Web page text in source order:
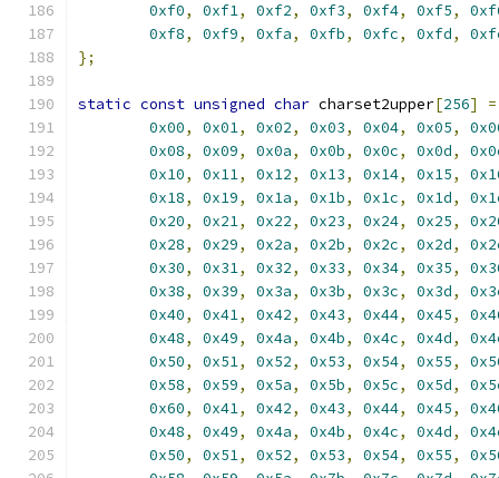
0xf0, 0xf1, 0xf2, 0xf3, 0xf4, 0xf5,
0xf8, 0xf9, 0xfa, 0xfb, 0xfc, 0xfd,
};
static const unsigned char charset2upper[256]
=
0x00, 0x01, 0x02, 0x03, 0x04, 0x05,
0x08, 0x09, 0x0a, 0x0b, 0x0c, 0x0d,
0x10, 0x11, 0x12, 0x13, 0x14, 0x15,
0x18, 0x19, 0x1a, 0x1b, 0x1c, 0x1d,
0x20, 0x21, 0x22, 0x23, 0x24, 0x25,
0x28, 0x29, 0x2a, 0x2b, 0x2c, 0x2d,
0x30, 0x31, 0x32, 0x33, 0x34, 0x35,
0x38, 0x39, 0x3a, 0x3b, 0x3c, 0x3d,
0x40, 0x41, 0x42, 0x43, 0x44, 0x45,
0x48, 0x49, 0x4a, 0x4b, 0x4c, 0x4d,
0x50, 0x51, 0x52, 0x53, 0x54, 0x55,
0x58, 0x59, 0x5a, 0x5b, 0x5c, 0x5d,
0x60, 0x41, 0x42, 0x43, 0x44, 0x45,
0x48, 0x49, 0x4a, 0x4b, 0x4c, 0x4d,
0x50, 0x51, 0x52, 0x53, 0x54, 0x55,